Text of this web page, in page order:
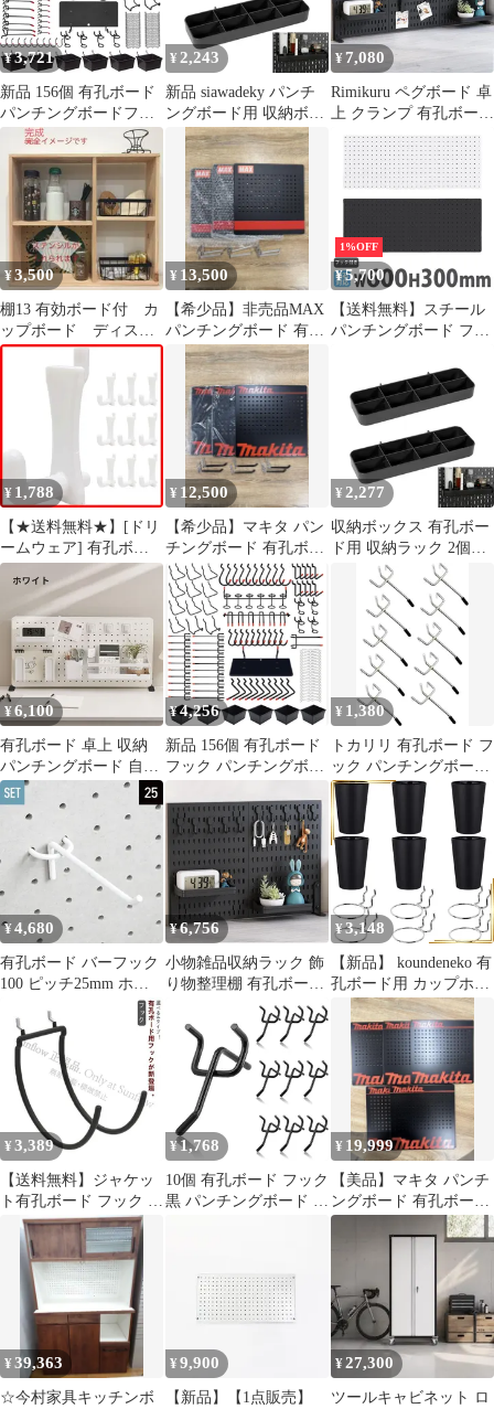
¥3,721
新品 156個 有孔ボード
パンチングボードフッ
ク 専用T型フック 有孔
ボード リングフック メ
ッシュフック ゆうこう
ぼーど フック 穴 ピッ
チ ボードフック 厚さ
1-6mm ボード 対応 穴
ピッチ25mm 穴あき ボ
ード ペグボード プラボ
ックス付き 吊
¥ 2,243
新品 siawadeky パンチ
ングボード用 収納ボッ
クス 有孔ボード用 収納
ラック 2個セット 8マス
ペグボード ミニコンテ
ナ パンチングボード ア
クセサリー収納ボック
ス 工具 文房具 収納 倉
庫 化粧室 DIY 壁面収納
¥7,080
Rimikuru ペグボード 卓
上 クランプ 有孔ボード
デスクパネル デスク パ
ンチングボード 壁 棚
フック 収納 黒 白 (ブラ
ック・3個)
¥3,500
棚13 有効ボード付 カ
ップボード ディスプ
レイラック アクセサ
リー収納
¥ 13,500
【希少品】非売品MAX
パンチングボード 有孔
ボード フック付き3枚
セット④
1%OFF
¥5,700
【送料無料】スチール
パンチングボード フッ
ボード ペグボード 壁面
収納 マグネット ディス
プレイ デスク キッチン
洗面所 シンプル おしゃ
れ WJ-SB1H コー
ド:12545
¥ 1,788
【★送料無料★】[ドリ
ームウェア] 有孔ボー
ド フック 10個 25mm
穴径5mm スチールパン
チングボード専用 ズレ
にくい ホワイト WJ-
PH10WH
¥ 12,500
【希少品】マキタ パン
チングボード 有孔ボー
ド 非売品フック付き3
枚セット③
¥ 2,277
収納ボックス 有孔ボー
ド用 収納ラック 2個セ
ット 8マス パンチング
ボード用 ペグボード ミ
ニコンテナ パンチング
ボード アクセサリー収
納ボックス 工具 文房具
siawadeky 収納 倉庫 化
粧室 DIY 壁面収納
¥6,100
有孔ボード 卓上 収納
パンチングボード 自立
式 多機能 デスクオーガ
ナイザー ペン立て コン
テナ 机上用 仕切り式
文房具 整理整頓 小物入
れ 化粧品収納
¥4,256
新品 156個 有孔ボード
フック パンチングボー
ドフック 専用T型フッ
ク メッシュフック 穴
ピッチ25mm プラボッ
クス付き 吊り下げラッ
ク 固定 止め 金具 商品
展示 ディスプレ スチー
ル製 壁面収納 取り付け
簡単
¥ 1,380
トカリリ 有孔ボード フ
ック パンチングボード
5mm 25mmピッチ ペグ
ボード 穴あきボード 金
具 (シルバー, 5cm)
¥4,680
有孔ボード バーフック
100 ピッチ25mm ホワ
¥6,756
小物雑品収納ラック 飾
り物整理棚 有孔ボード
書類整理 小物収納棚 大
容量 クランプ式 卓上有
孔ボード (黒 デスクパ
ネル 2個パック) ペグボ
¥3,148
【新品】 koundeneko 有
孔ボード用 カップホル
ダー 12点セット カップ
付き パンチングボード
金具 ペグボードフック
取り付け簡単 小物 工具
文房具 収納 ディスプレ
オフィス 事務所 キッチ
ン 化粧室 ガレージ用 1
¥ 3,389
【送料無料】ジャケッ
ト有孔ボード フック ノ
ートスタンド 黒 ブラッ
ク 棚受 フック 穴あき
パンチング ペグボード
壁面 ガレージ 多孔 ボ
ード 穴あき 孔板 有効
ボード おしゃれ つっぱ
り 壁面収納 壁材 お部
屋 壁の
CCFZZH1119P361
¥1,768
10個 有孔ボード フック
黒 パンチングボード フ
¥ 19,999
【美品】マキタ パンチ
ングボード 有孔ボード
非売品5枚セット
¥39,363
☆今村家具キッチンボ
¥9,900
【新品】【1点販売】
¥27,300
ツールキャビネット ロ